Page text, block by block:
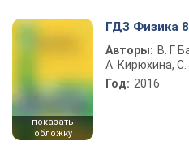
показать
обложку
ГДЗ Физика
Авторы: В. Г.
А. Кирюхина,
Год: 2016